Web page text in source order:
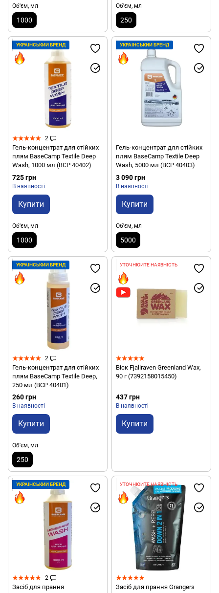
Об'єм, мл
1000
Об'єм, мл
250
УКРАЇНСЬКИЙ БРЕНД
2
Гель-концентрат для стійких
плям BaseCamp Textile Deep
Wash, 1000 мл (BCP 40402)
725 грн
В наявності
Купити
Об'єм, мл
1000
УКРАЇНСЬКИЙ БРЕНД
Гель-концентрат для стійких
плям BaseCamp Textile Deep
Wash, 5000 мл (BCP 40403)
3 090 грн
В наявності
Купити
Об'єм, мл
5000
УКРАЇНСЬКИЙ БРЕНД
2
Гель-концентрат для стійких
плям BaseCamp Textile Deep,
250 мл (BCP 40401)
260 грн
В наявності
Купити
Об'єм, мл
250
УТОЧНЮЙТЕ НАЯВНІСТЬ
Віск Fjallraven Greenland Wax,
90 г (7392158015450)
437 грн
В наявності
Купити
УКРАЇНСЬКИЙ БРЕНД
2
Засіб для прання
УТОЧНЮЙТЕ НАЯВНІСТЬ
Засіб для прання Grangers